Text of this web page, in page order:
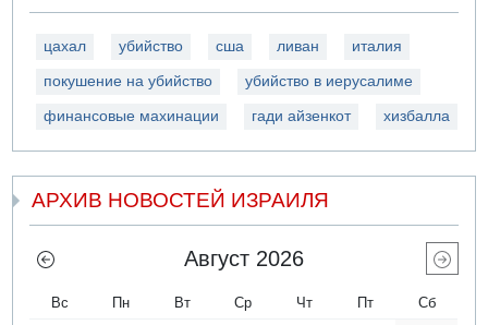
цахал убийство сша ливан италия
покушение на убийство убийство в иерусалиме
финансовые махинации гади айзенкот хизбалла
АРХИВ НОВОСТЕЙ ИЗРАИЛЯ
Август 2026
Вс Пн Вт Ср Чт Пт Сб